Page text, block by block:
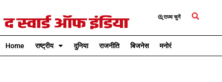
राज्य चुनें
Home राष्ट्रीय दुनिया राजनीति बिजनेस मनोरंजन